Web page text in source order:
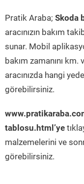
Pratik Araba; Skoda
aracınızın bakım
sunar. Mobil
bakım zamanını km.
aracınızda hangi
görebilirsiniz.
tablosu.html’ye
malzemelerini ve
görebilirsiniz.